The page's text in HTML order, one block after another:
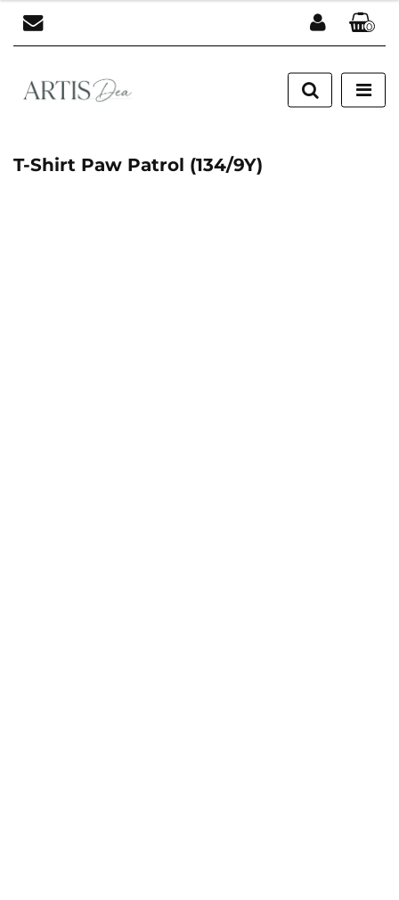
Zaloguj się
Zarejestruj się
0
T-Shirt Paw Patrol (134/9Y)